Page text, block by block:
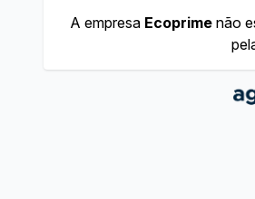
A empresa Ecoprimenão